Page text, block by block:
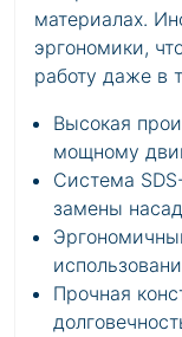
материалах.
эргономики,
работу даже в
Высокая
мощному
Система
замены
Прочная